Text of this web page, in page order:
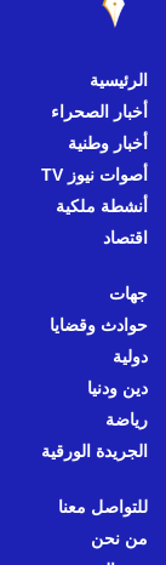
الرئيسية
أخبار الصحراء
أخبار وطنية
أصوات نيوز TV
أنشطة ملكية
اقتصاد
جهات
حوادث وقضايا
دولية
دين ودنيا
رياضة
الجريدة الورقية
للتواصل معنا
من نحن